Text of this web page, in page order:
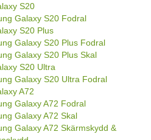
S20
Galaxy S20 Fodral
S20 Plus
Galaxy S20 Plus Fodral
Galaxy S20 Plus Skal
S20 Ultra
Galaxy S20 Ultra Fodral
A72
Galaxy A72 Fodral
Galaxy A72 Skal
Galaxy A72 Skärmskydd &